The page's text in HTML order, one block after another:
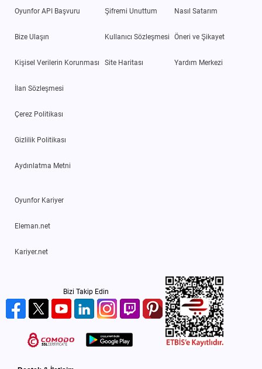
Oyunfor API Başvuru
Bize Ulaşın
Kişisel Verilerin Korunması
İlan Sözleşmesi
Çerez Politikası
Gizlilik Politikası
Aydınlatma Metni
Şifremi Unuttum
Kullanıcı Sözleşmesi
Site Haritası
Nasıl Satarım
Öneri ve Şikayet
Yardım Merkezi
Oyunfor Kariyer
Eleman.net
Kariyer.net
Bizi Takip Edin